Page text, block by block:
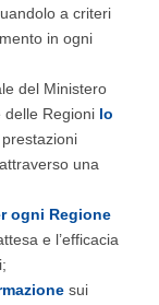
a criteri
in ogni
del Ministero
delle Regioni lo
una
ogni Regione
e l’efficacia
sui